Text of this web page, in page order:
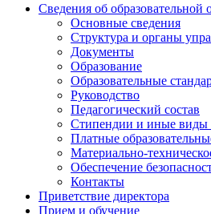
Сведения об образовательной
Основные сведения
Структура и органы
Документы
Образование
Образовательные
Руководство
Педагогический состав
Стипендии и иные виды
Платные
Материально-
Обеспечение
Контакты
Приветствие директора
Прием и обучение